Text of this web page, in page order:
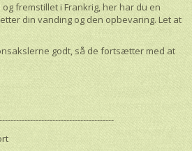
fremstillet i Frankrig, her har du en
din vanding og den opbevaring. Let at
godt, så de fortsætter med at